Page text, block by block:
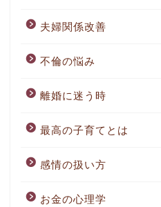
夫婦関係改善
不倫の悩み
離婚に迷う時
最高の子育てとは
感情の扱い方
お金の心理学